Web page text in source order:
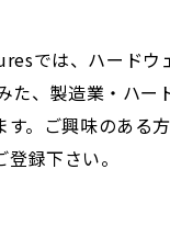
では、ハードウ
た、製造業・ハー
す。ご興味のある
登録下さい。